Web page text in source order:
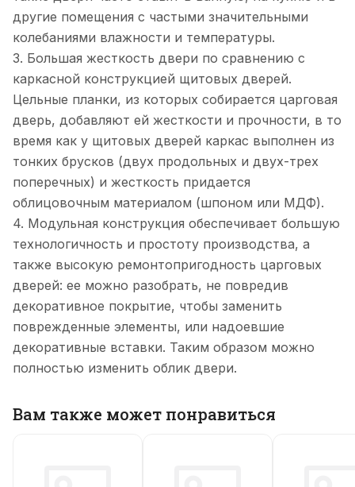
другие помещения с частыми значительными
колебаниями влажности и температуры.
3. Большая жесткость двери по сравнению с
каркасной конструкцией щитовых дверей.
Цельные планки, из которых собирается царговая
дверь, добавляют ей жесткости и прочности, в то
время как у щитовых дверей каркас выполнен из
тонких брусков (двух продольных и двух-трех
поперечных) и жесткость придается
облицовочным материалом (шпоном или МДФ).
4. Модульная конструкция обеспечивает большую
технологичность и простоту производства, а
также высокую ремонтопригодность царговых
дверей: ее можно разобрать, не повредив
декоративное покрытие, чтобы заменить
поврежденные элементы, или надоевшие
декоративные вставки. Таким образом можно
полностью изменить облик двери.
Вам также может понравиться